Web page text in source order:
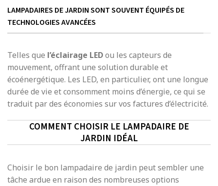
LAMPADAIRES DE JARDIN SONT SOUVENT ÉQUIPÉS DE
TECHNOLOGIES AVANCÉES
Telles que l’éclairage LEDou les capteurs de
mouvement, offrant une solution durable et
écoénergétique. Les LED, en particulier, ont une longue
durée de vie et consomment moins d’énergie, ce qui se
traduit par des économies sur vos factures d’électricité.
COMMENT CHOISIR LE LAMPADAIRE DE
JARDIN IDÉAL
Choisir le bon lampadaire de jardin peut sembler une
tâche ardue en raison des nombreuses options